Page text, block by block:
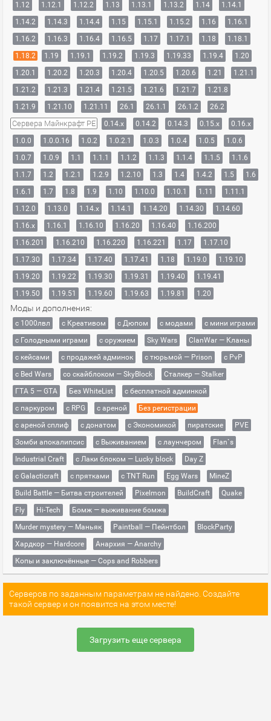
1.12
1.12.1 1.12.2 1.13 1.13.1 1.13.2 1.14
1.14.1
1.14.2
1.14.3 1.14.4 1.15 1.15.1 1.15.2 1.16
1.16.1
1.16.2
1.16.3 1.16.4 1.16.5 1.17 1.17.1 1.18
1.18.1
1.18.2
1.19 1.19.1 1.19.2 1.19.3 1.19.33 1.19.4
1.20
1.20.1
1.20.2 1.20.3 1.20.4 1.20.5 1.20.6 1.21
1.21.1
1.21.2
1.21.3 1.21.4 1.21.5 1.21.6 1.21.7
1.21.8
1.21.9
1.21.10 1.21.11 26.1 26.1.1 26.1.2 26.2
Сервера Майнкрафт PE 0.14.x 0.14.2 0.14.3 0.15.x
0.16.x
1.0.0
1.0.0.16 1.0.2 1.0.2.1 1.0.3 1.0.4 1.0.5
1.0.6
1.0.7
1.0.9 1.1 1.1.1 1.1.2 1.1.3 1.1.4 1.1.5
1.1.6
1.1.7
1.2 1.2.1 1.2.9 1.2.10 1.3 1.4 1.4.2 1.5
1.6
1.6.1
1.7 1.8 1.9 1.10 1.10.0 1.10.1 1.11
1.11.1
1.12.0
1.13.0 1.14.x 1.14.1 1.14.20 1.14.30
1.14.60
1.16.x
1.16.1 1.16.10 1.16.20 1.16.40
1.16.200
1.16.201
1.16.210 1.16.220 1.16.221 1.17
1.17.10
1.17.30
1.17.34 1.17.40 1.17.41 1.18 1.19.0
1.19.10
1.19.20
1.19.22 1.19.30 1.19.31 1.19.40
1.19.41
1.19.50
1.19.51 1.19.60 1.19.63 1.19.81 1.20
Моды и дополнения:
с 1000лвл c Креативом с Дюпом с модами
с мини играми
с Голодными играми
с оружием Sky Wars
ClanWar — Кланы
с кейсами
с продажей админок с тюрьмой — Prison
с PvP
с Bed Wars
со скайблоком — SkyBlock
Сталкер — Stalker
ГТА 5 — GTA
Без WhiteList
с бесплатной админкой
с паркуром
с RPG с ареной
Без регистрации
с ареной сплиф
с донатом с Экономикой пиратские
PVE
Зомби апокалипсис
с Выживанием с лаунчером
Flan`s
Industrial Craft
с Лаки блоком — Lucky block
Day Z
с Galacticraft
с прятками с TNT Run Egg Wars
MineZ
Build Battle — Битва строителей
Pixelmon BuildCraft
Quake
Fly
Hi-Tech
Бомж — выживание бомжа
Murder mystery — Маньяк
Paintball — Пейнтбол
BlockParty
Хардкор — Hardcore
Анархия — Anarchy
Копы и заключённые — Cops and Robbers
Серверов по заданным параметрам не найдено. Создайте
такой сервер и он появится на этом месте!
Загрузить еще сервера